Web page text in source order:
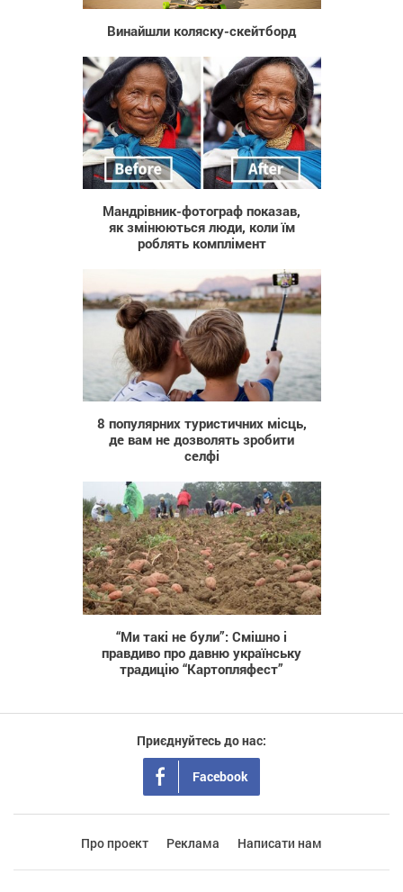
Винайшли коляску-скейтборд
949
Мандрівник-фотограф показав,
як змінюються люди, коли їм
роблять комплімент
496
8 популярних туристичних місць,
де вам не дозволять зробити
селфі
779
“Ми такі не були”: Смішно і
правдиво про давню українську
традицію “Картопляфест”
Приєднуйтесь до нас:
Facebook
Про проект Реклама Написати нам